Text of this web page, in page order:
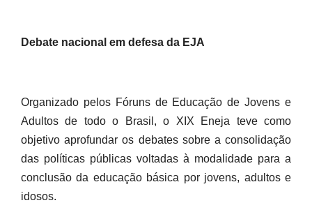
Debate nacional em defesa da EJA
Organizado pelos Fóruns de Educação de Jovens e
Adultos de todo o Brasil, o XIX Eneja teve como
objetivo aprofundar os debates sobre a consolidação
das políticas públicas voltadas à modalidade para a
conclusão da educação básica por jovens, adultos e
idosos.